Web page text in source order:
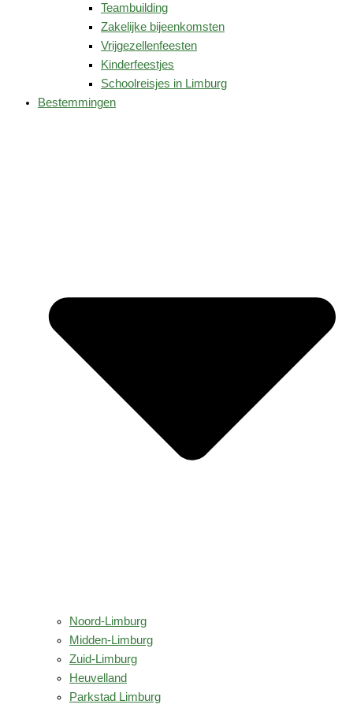
Teambuilding
Zakelijke bijeenkomsten
Vrijgezellenfeesten
Kinderfeestjes
Schoolreisjes in Limburg
Bestemmingen
Noord-Limburg
Midden-Limburg
Zuid-Limburg
Heuvelland
Parkstad Limburg